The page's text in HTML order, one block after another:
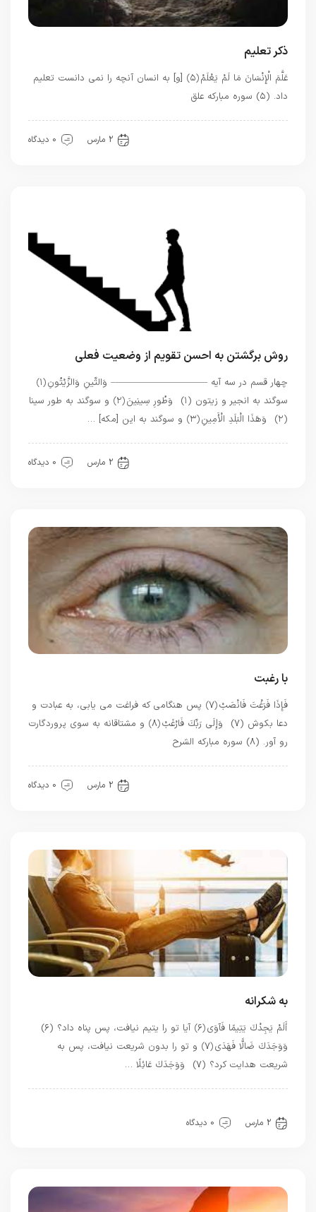
ذکر تعلیم
عَلَّمَ الْإِنْسَانَ مَا لَمْ يَعْلَمْ ﴿۵﴾ [و] به انسان آنچه را نمی دانست تعلیم
داد. (۵) سوره مبارکه علق
2 مارس 0 دیدگاه
روش برگشتن به احسن تقویم از وضعیت فعلی
چهار قسم در سه آیه ——————————– وَالتِّينِ وَالزَّيْتُونِ ﴿۱﴾
سوگند به انجیر و زیتون (۱) وَطُورِ سِينِينَ ﴿۲﴾ و سوگند به طور سینا
(۲) وَهَذَا الْبَلَدِ الْأَمِينِ ﴿۳﴾ و سوگند به این [مکه] …
2 مارس 0 دیدگاه
با رغبت
فَإِذَا فَرَغْتَ فَانْصَبْ ﴿۷﴾ پس هنگامی که فراغت می یابی، به عبادت و
دعا بکوش (۷) وَإِلَى رَبِّكَ فَارْغَبْ ﴿۸﴾ و مشتاقانه به سوی پروردگارت
رو آور. (۸) سوره مبارکه الشرح
2 مارس 0 دیدگاه
به شکرانه
أَلَمْ يَجِدْكَ يَتِيمًا فَآوَى ﴿۶﴾ آیا تو را یتیم نیافت، پس پناه داد؟ (۶)
وَوَجَدَكَ ضَالًّا فَهَدَى ﴿۷﴾ و تو را بدون شریعت نیافت، پس به
شریعت هدایت کرد؟ (۷) وَوَجَدَكَ عَائِلًا …
2 مارس
0 دیدگاه